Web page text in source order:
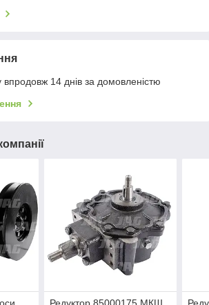
14 днів за домовленістю